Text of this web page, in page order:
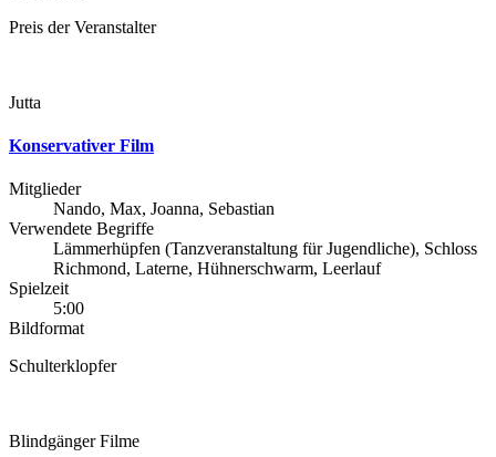
Preis der Veranstalter
Jutta
Konservativer Film
Mitglieder
Nando, Max, Joanna, Sebastian
Verwendete Begriffe
Lämmerhüpfen (Tanzveranstaltung für Jugendliche), Schloss
Richmond, Laterne, Hühnerschwarm, Leerlauf
Spielzeit
5:00
Bildformat
Schulterklopfer
Blindgänger Filme